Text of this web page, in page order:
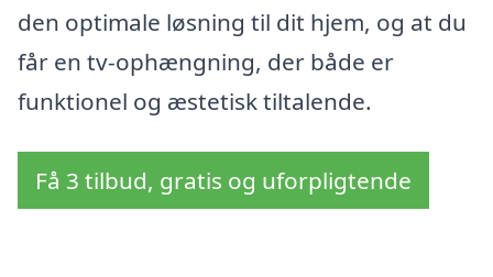
den optimale løsning til dit hjem, og at du
får en tv-ophængning, der både er
funktionel og æstetisk tiltalende.
Få 3 tilbud, gratis og uforpligtende